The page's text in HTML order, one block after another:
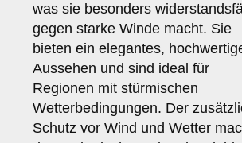
was sie besonders
gegen starke Winde macht. Sie
bieten ein elegantes,
Aussehen und sind ideal für
Regionen mit stürmischen
Wetterbedingungen. Der
Schutz vor Wind und Wetter